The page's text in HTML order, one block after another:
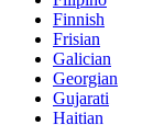
Finnish
Frisian
Galician
Georgian
Gujarati
Haitian